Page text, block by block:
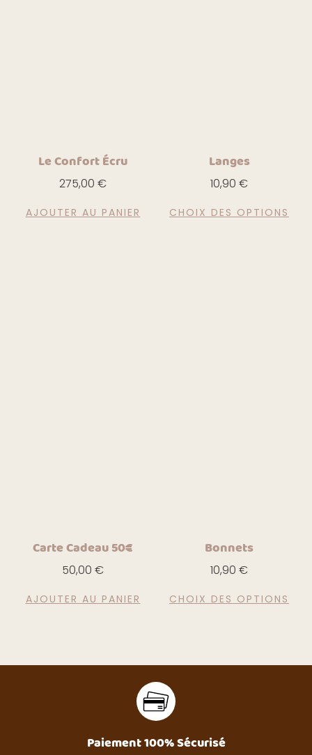
Le Confort Écru
275,00 €
AJOUTER AU PANIER
Langes
10,90 €
CHOIX DES OPTIONS
Carte Cadeau 50€
50,00 €
AJOUTER AU PANIER
Bonnets
10,90 €
CHOIX DES OPTIONS
Paiement 100% Sécurisé